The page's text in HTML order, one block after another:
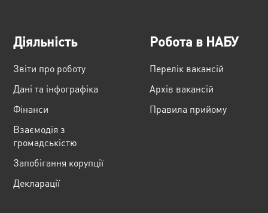
Діяльність
Звіти про роботу
Дані та інфографіка
Фінанси
Взаємодія з
громадськістю
Запобігання корупції
Декларації
Робота в НАБУ
Перелік вакансій
Архів вакансій
Правила прийому